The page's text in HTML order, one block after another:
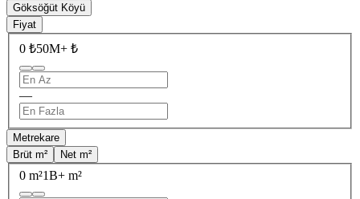
Göksöğüt Köyü
Fiyat
0 ₺50M+ ₺
—
Metrekare
Brüt m²
Net m²
0 m²1B+ m²